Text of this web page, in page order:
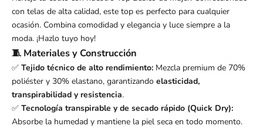
con telas de alta calidad, este top es perfecto para cualquier
ocasión. Combina comodidad y elegancia y luce siempre a la
moda. ¡Hazlo tuyo hoy!
🧵 Materiales y Construcción
✅ Tejido técnico de alto rendimiento: Mezcla premium de 70%
poliéster y 30% elastano, garantizando elasticidad,
transpirabilidad y resistencia.
✅ Tecnología transpirable y de secado rápido (Quick Dry):
Absorbe la humedad y mantiene la piel seca en todo momento.